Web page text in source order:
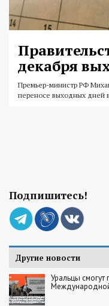
декабря
Премьер-министр РФ
переносе выходных дней
Подпишитесь!
Другие новости
Уральцы смогут